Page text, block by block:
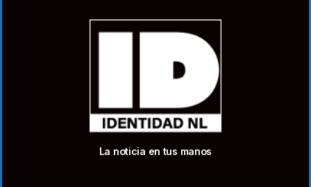
La noticia en tus manos